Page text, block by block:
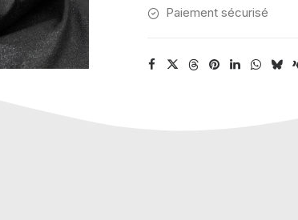
Paiement sécurisé